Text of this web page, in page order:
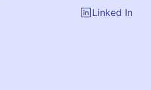
Linked In